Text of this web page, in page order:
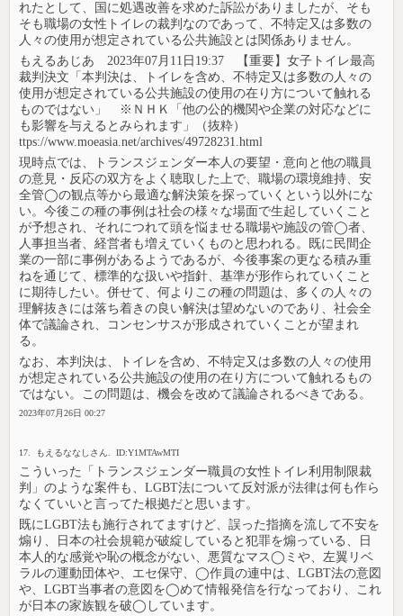
れたとして、国に処遇改善を求めた訴訟がありましたが、そも
そも職場の女性トイレの裁判なのであって、不特定又は多数の
人々の使用が想定されている公共施設とは関係ありません。
もえるあじあ 2023年07月11日19:37 【重要】女子トイレ最高
裁判決文「本判決は、トイレを含め、不特定又は多数の人々の
使用が想定されている公共施設の使用の在り方について触れる
ものではない」 ※ＮＨＫ「他の公的機関や企業の対応などに
も影響を与えるとみられます」（抜粋）
ttps://www.moeasia.net/archives/49728231.html
現時点では、トランスジェンダー本人の要望・意向と他の職員
の意見・反応の双方をよく聴取した上で、職場の環境維持、安
全管◯の観点等から最適な解決策を探っていくという以外にな
い。今後この種の事例は社会の様々な場面で生起していくこと
が予想され、それにつれて頭を悩ませる職場や施設の管◯者、
人事担当者、経営者も増えていくものと思われる。既に民間企
業の一部に事例があるようであるが、今後事案の更なる積み重
ねを通じて、標準的な扱いや指針、基準が形作られていくこと
に期待したい。併せて、何よりこの種の問題は、多くの人々の
理解抜きには落ち着きの良い解決は望めないのであり、社会全
体で議論され、コンセンサスが形成されていくことが望まれ
る。
なお、本判決は、トイレを含め、不特定又は多数の人々の使用
が想定されている公共施設の使用の在り方について触れるもの
ではない。この問題は、機会を改めて議論されるべきである。
2023年07月26日 00:27
17. もえるななしさん. ID:Y1MTAwMTI
こういった「トランスジェンダー職員の女性トイレ利用制限裁
判」のような案件も、LGBT法について反対派が法律は何も作ら
なくていいと言ってた根拠だと思います。
既にLGBT法も施行されてますけど、誤った指摘を流して不安を
煽り、日本の社会規範が破綻していると犯罪を煽っている、日
本人的な感覚や恥の概念がない、悪質なマス◯ミや、左翼リベ
ラルの運動団体や、エセ保守、◯作員の連中は、LGBT法の意図
や、LGBT当事者の意図を◯めて情報発信を行なっており、これ
が日本の家族観を破◯しています。